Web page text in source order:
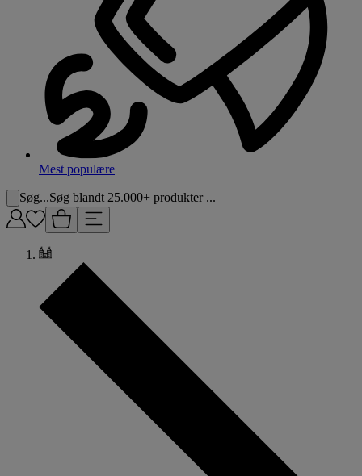
Mest populære
Søg...Søg blandt 25.000+ produkter ...